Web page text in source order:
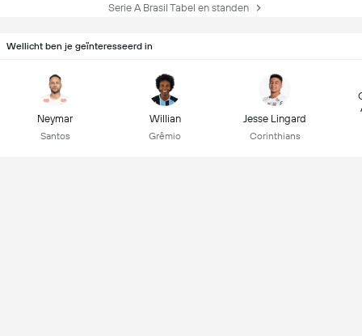
Serie A Brasil Tabel en standen
Wellicht ben je geïnteresseerd in
Neymar
Santos
Willian
Grêmio
Jesse Lingard
Corinthians